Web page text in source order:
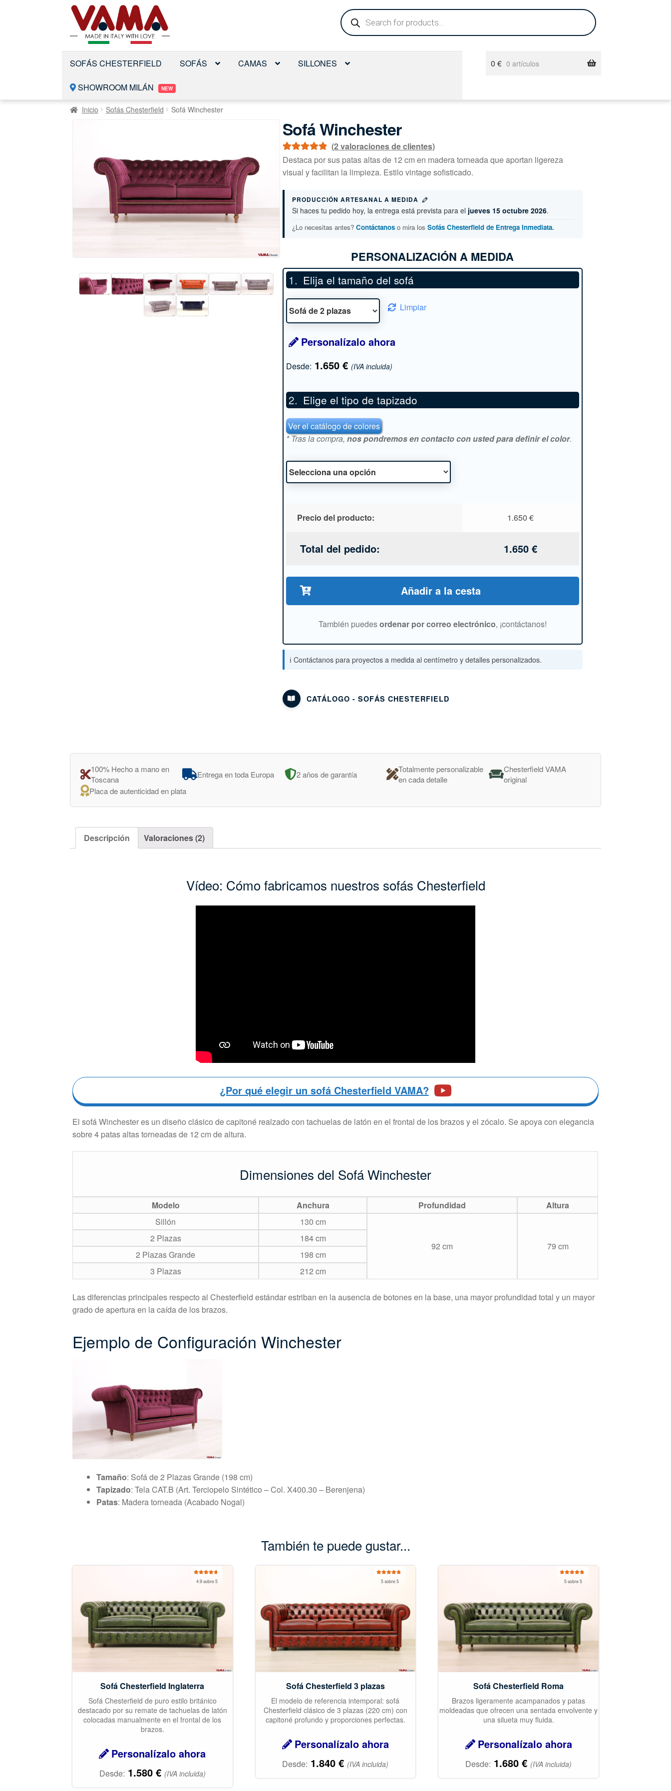
Saltar
la
navegación
Ir
al
contenido
Búsqueda
de
productos
SOFÁS CHESTERFIELD SOFÁS CAMAS SILLONES
SHOWROOM MILÁN NEW
0 € 0 artículos
Inicio Sofás Chesterfield Sofá Winchester
Sofá Winchester
Valorado con
5.00de 5 en
1
un cliente
(2valoraciones de clientes)
Destaca por sus patas altas de 12 cm en madera torneada que aportan ligereza
visual y facilitan la limpieza. Estilo vintage sofisticado.
PRODUCCIÓN ARTESANAL A MEDIDA
Si haces tu pedido hoy, la entrega está prevista para el jueves 15 octubre 2026.
¿Lo necesitas antes? Contáctanoso mira los Sofás Chesterfield de Entrega Inmediata.
PERSONALIZACIÓN A MEDIDA
Elija el tamaño del sofá
Limpiar
Personalízalo ahora
Desde: 1.650 € (IVA incluida)
Elige el tipo de tapizado
Ver el catálogo de colores
* Tras la compra,nos pondremos en contacto con usted para definir el color.
Precio del producto: 1.650€
Total del pedido: 1.650€
Añadir a la cesta
También puedesordenar por correo electrónico, ¡contáctanos!
ℹ️ Contáctanos para proyectos a medida al centímetro y detalles personalizados.
CATÁLOGO - SOFÁS CHESTERFIELD
100% Hecho a mano en
Toscana
Entrega en toda Europa 2 años de garantía
Totalmente personalizable
en cada detalle
Chesterfield VAMA
original
Placa de autenticidad en plata
Descripción Valoraciones (2)
Vídeo: Cómo fabricamos nuestros sofás Chesterfield
¿Por qué elegir un sofá Chesterfield VAMA?
El sofá Winchester es un diseño clásico de capitoné realzado con tachuelas de latón en el frontal de los brazos y el zócalo. Se apoya con elegancia
sobre 4 patas altas torneadas de 12 cm de altura.
Dimensiones del Sofá Winchester
Modelo Anchura Profundidad
Altura
Sillón
130 cm
92 cm 79 cm
2 Plazas
184 cm
2 Plazas Grande
198 cm
3 Plazas
212 cm
Las diferencias principales respecto al Chesterfield estándar estriban en la ausencia de botones en la base, una mayor profundidad total y un mayor
grado de apertura en la caída de los brazos.
Ejemplo de Configuración Winchester
Tamaño: Sofá de 2 Plazas Grande (198 cm)
Tapizado: Tela CAT.B (Art. Terciopelo Sintético – Col. X400.30 – Berenjena)
Patas: Madera torneada (Acabado Nogal)
También te puede gustar...
4.9 sobre 5
Sofá Chesterfield Inglaterra
Sofá Chesterfield de puro estilo británico
destacado por su remate de tachuelas de latón
colocadas manualmente en el frontal de los
brazos.
Personalízalo ahora
Desde: 1.580 € (IVA incluida)
5 sobre 5
Sofá Chesterfield 3 plazas
El modelo de referencia intemporal: sofá
Chesterfield clásico de 3 plazas (220 cm) con
capitoné profundo y proporciones perfectas.
Personalízalo ahora
Desde: 1.840€ (IVA incluida)
5 sobre 5
Sofá Chesterfield Roma
Brazos ligeramente acampanados y patas
moldeadas que ofrecen una sentada envolvente y
una silueta muy fluida.
Personalízalo ahora
Desde: 1.680€ (IVA incluida)